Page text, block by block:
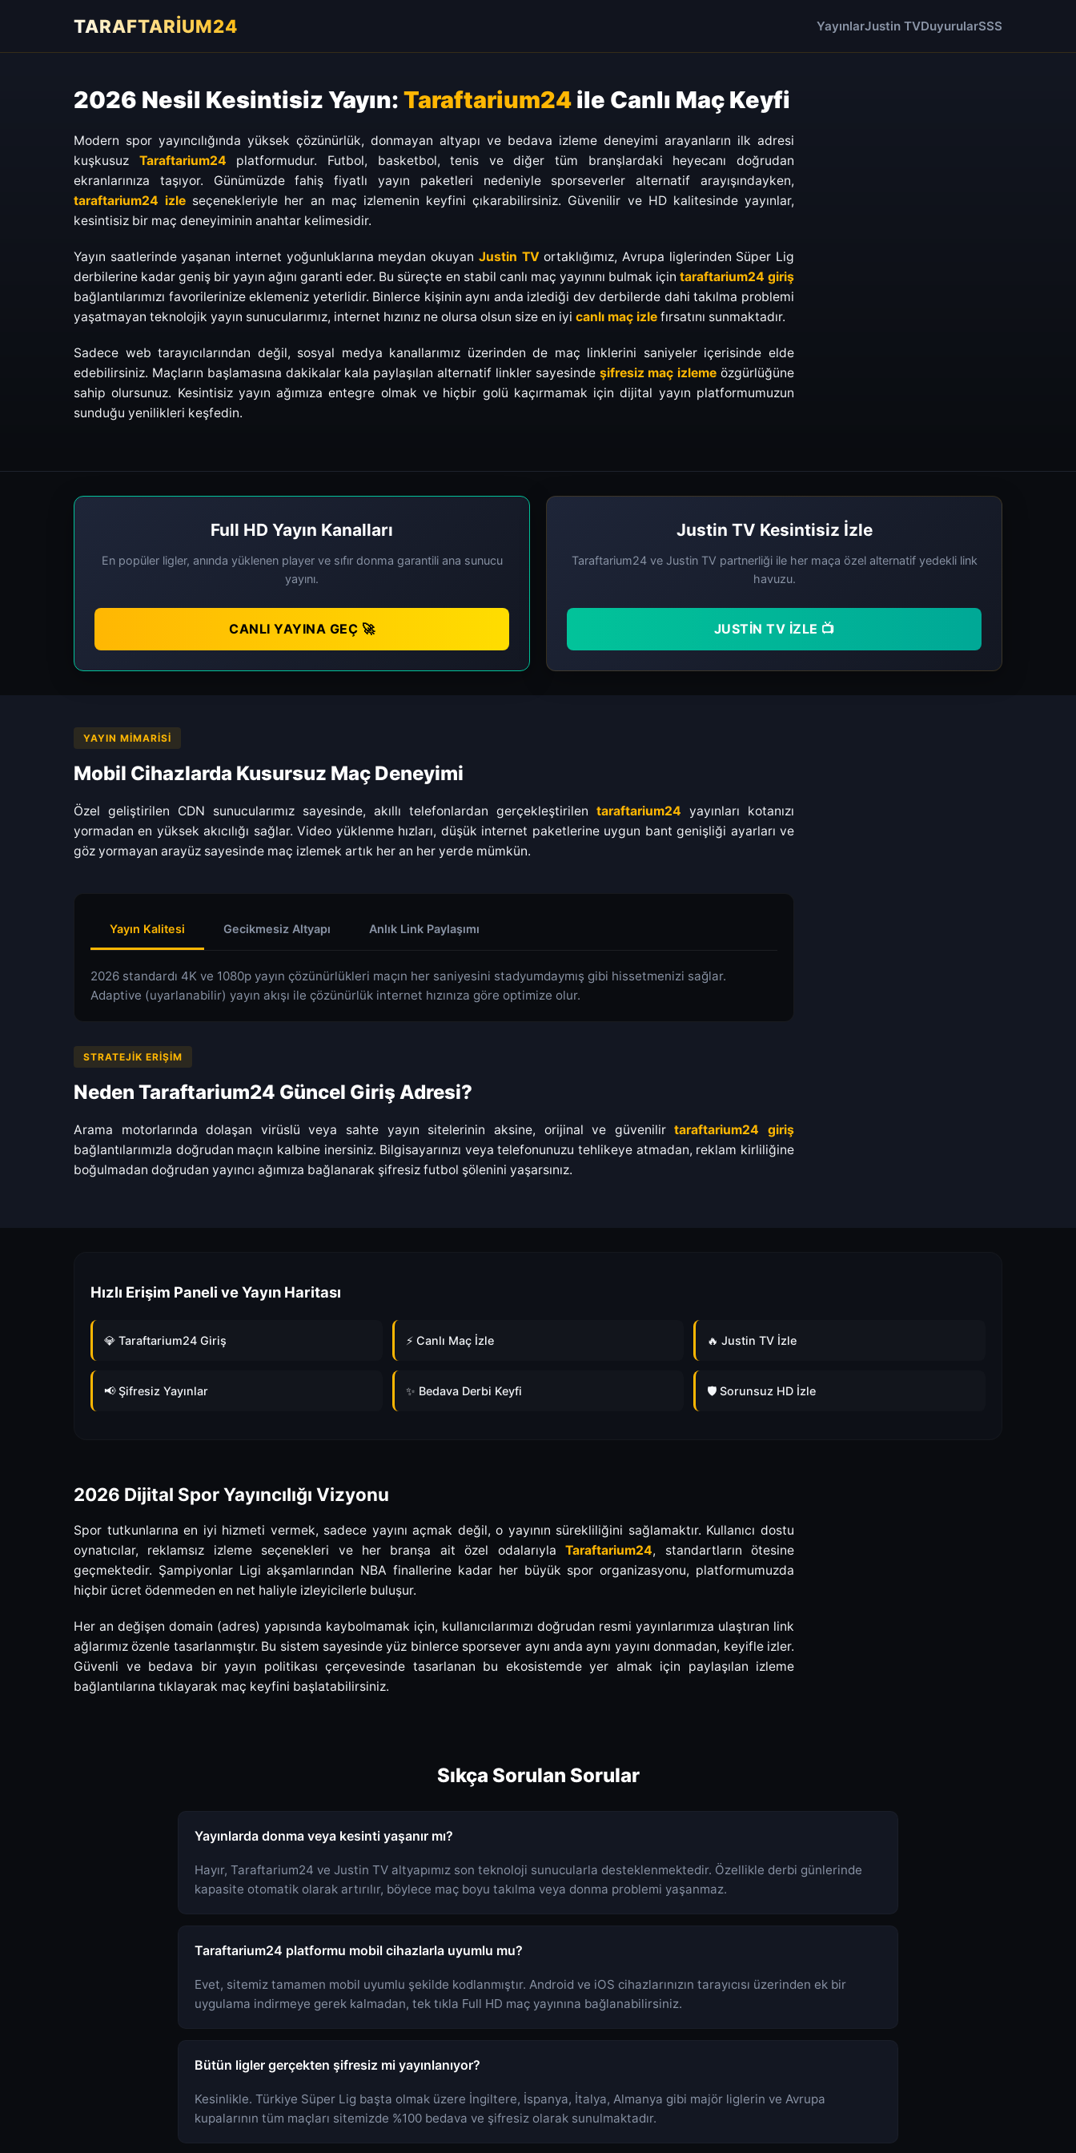
TARAFTARİUM24 YayınlarJustin TVDuyurularSSS
2026 Nesil Kesintisiz Yayın: Taraftarium24 ile Canlı Maç Keyfi
Modern spor yayıncılığında yüksek çözünürlük, donmayan altyapı ve bedava izleme deneyimi arayanların ilk adresi
kuşkusuz Taraftarium24 platformudur. Futbol, basketbol, tenis ve diğer tüm branşlardaki heyecanı doğrudan
ekranlarınıza taşıyor. Günümüzde fahiş fiyatlı yayın paketleri nedeniyle sporseverler alternatif arayışındayken,
taraftarium24 izle seçenekleriyle her an maç izlemenin keyfini çıkarabilirsiniz. Güvenilir ve HD kalitesinde yayınlar,
kesintisiz bir maç deneyiminin anahtar kelimesidir.
Yayın saatlerinde yaşanan internet yoğunluklarına meydan okuyan Justin TVortaklığımız, Avrupa liglerinden Süper Lig
derbilerine kadar geniş bir yayın ağını garanti eder. Bu süreçte en stabil canlı maç yayınını bulmak için taraftarium24 giriş
bağlantılarımızı favorilerinize eklemeniz yeterlidir. Binlerce kişinin aynı anda izlediği dev derbilerde dahi takılma problemi
yaşatmayan teknolojik yayın sunucularımız, internet hızınız ne olursa olsun size en iyi canlı maç izle fırsatını sunmaktadır.
Sadece web tarayıcılarından değil, sosyal medya kanallarımız üzerinden de maç linklerini saniyeler içerisinde elde
edebilirsiniz. Maçların başlamasına dakikalar kala paylaşılan alternatif linkler sayesinde şifresiz maç izleme özgürlüğüne
sahip olursunuz. Kesintisiz yayın ağımıza entegre olmak ve hiçbir golü kaçırmamak için dijital yayın platformumuzun
sunduğu yenilikleri keşfedin.
Full HD Yayın Kanalları
En popüler ligler, anında yüklenen player ve sıfır donma garantili ana sunucu
yayını.
CANLI YAYINA GEÇ 🚀
Justin TV Kesintisiz İzle
Taraftarium24 ve Justin TV partnerliği ile her maça özel alternatif yedekli link
havuzu.
JUSTIN TV İZLE 📺
YAYIN MIMARISI
Mobil Cihazlarda Kusursuz Maç Deneyimi
Özel geliştirilen CDN sunucularımız sayesinde, akıllı telefonlardan gerçekleştirilen taraftarium24 yayınları kotanızı
yormadan en yüksek akıcılığı sağlar. Video yüklenme hızları, düşük internet paketlerine uygun bant genişliği ayarları ve
göz yormayan arayüz sayesinde maç izlemek artık her an her yerde mümkün.
Yayın Kalitesi Gecikmesiz Altyapı Anlık Link Paylaşımı
2026 standardı 4K ve 1080p yayın çözünürlükleri maçın her saniyesini stadyumdaymış gibi hissetmenizi sağlar.
Adaptive (uyarlanabilir) yayın akışı ile çözünürlük internet hızınıza göre optimize olur.
STRATEJIK ERIŞIM
Neden Taraftarium24 Güncel Giriş Adresi?
Arama motorlarında dolaşan virüslü veya sahte yayın sitelerinin aksine, orijinal ve güvenilirtaraftarium24 giriş
bağlantılarımızla doğrudan maçın kalbine inersiniz. Bilgisayarınızı veya telefonunuzu tehlikeye atmadan, reklam kirliliğine
boğulmadan doğrudan yayıncı ağımıza bağlanarak şifresiz futbol şölenini yaşarsınız.
Hızlı Erişim Paneli ve Yayın Haritası
💎 Taraftarium24 Giriş ⚡ Canlı Maç İzle 🔥 Justin TV İzle
📢 Şifresiz Yayınlar ✨ Bedava Derbi Keyfi 🛡️ Sorunsuz HD İzle
2026 Dijital Spor Yayıncılığı Vizyonu
Spor tutkunlarına en iyi hizmeti vermek, sadece yayını açmak değil, o yayının sürekliliğini sağlamaktır. Kullanıcı dostu
oynatıcılar, reklamsız izleme seçenekleri ve her branşa ait özel odalarıylaTaraftarium24, standartların ötesine
geçmektedir. Şampiyonlar Ligi akşamlarından NBA finallerine kadar her büyük spor organizasyonu, platformumuzda
hiçbir ücret ödenmeden en net haliyle izleyicilerle buluşur.
Her an değişen domain (adres) yapısında kaybolmamak için, kullanıcılarımızı doğrudan resmi yayınlarımıza ulaştıran link
ağlarımız özenle tasarlanmıştır. Bu sistem sayesinde yüz binlerce sporsever aynı anda aynı yayını donmadan, keyifle izler.
Güvenli ve bedava bir yayın politikası çerçevesinde tasarlanan bu ekosistemde yer almak için paylaşılan izleme
bağlantılarına tıklayarak maç keyfini başlatabilirsiniz.
Sıkça Sorulan Sorular
Yayınlarda donma veya kesinti yaşanır mı?
Hayır, Taraftarium24 ve Justin TV altyapımız son teknoloji sunucularla desteklenmektedir. Özellikle derbi günlerinde
kapasite otomatik olarak artırılır, böylece maç boyu takılma veya donma problemi yaşanmaz.
Taraftarium24 platformu mobil cihazlarla uyumlu mu?
Evet, sitemiz tamamen mobil uyumlu şekilde kodlanmıştır. Android ve iOS cihazlarınızın tarayıcısı üzerinden ek bir
uygulama indirmeye gerek kalmadan, tek tıkla Full HD maç yayınına bağlanabilirsiniz.
Bütün ligler gerçekten şifresiz mi yayınlanıyor?
Kesinlikle. Türkiye Süper Lig başta olmak üzere İngiltere, İspanya, İtalya, Almanya gibi majör liglerin ve Avrupa
kupalarının tüm maçları sitemizde %100 bedava ve şifresiz olarak sunulmaktadır.